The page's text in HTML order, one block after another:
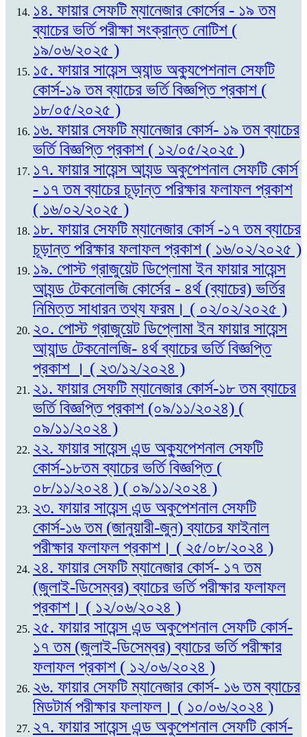
১৪. ফায়ার সেফটি ম্যানেজার কোর্সের - ১৯ তম
ব্যাচের ভর্তি পরীক্ষা সংক্রান্ত নোটিশ (
১৯/০৬/২০২৫ )
১৫. ফায়ার সায়েন্স অ্যান্ড অক্যুপেশনাল সেফটি
কোর্স-১৯ তম ব্যাচের ভর্তি বিজ্ঞপ্তি প্রকাশ (
১৮/০৫/২০২৫ )
১৬. ফায়ার সেফটি ম্যানেজার কোর্স- ১৯ তম ব্যাচের
ভর্তি বিজ্ঞপ্তি প্রকাশ ( ১২/০৫/২০২৫ )
১৭. ফায়ার সায়েন্স আ্যন্ড অকুপেশনাল সেফটি কোর্স
- ১৭ তম ব্যাচের চূড়ান্ত পরিক্ষার ফলাফল প্রকাশ
( ১৬/০২/২০২৫ )
১৮. ফায়ার সেফটি ম্যানেজার কোর্স -১৭ তম ব্যাচের
চূড়ান্ত পরিক্ষার ফলাফল প্রকাশ ( ১৬/০২/২০২৫ )
১৯. পোস্ট গ্রাজুয়েট ডিপ্লোমা ইন ফায়ার সায়েন্স
আ্যন্ড টেকনোলজি কোর্সের - ৪র্থ (ব্যাচের) ভর্তির
নিমিত্ত সাধারন তথ্য ফরম। ( ০২/০২/২০২৫ )
২০. পোস্ট গ্রাজুয়েট ডিপ্লোমা ইন ফায়ার সায়েন্স
আ্যান্ড টেকনোলজি- ৪র্থ ব্যাচের ভর্তি বিজ্ঞপ্তি
প্রকাশ । ( ২৩/১২/২০২৪ )
২১. ফায়ার সেফটি ম্যানেজার কোর্স-১৮ তম ব্যাচের
ভর্তি বিজ্ঞপ্তি প্রকাশ (০৯/১১/২০২৪) (
০৯/১১/২০২৪ )
২২. ফায়ার সায়েন্স এন্ড অক্যুপেশনাল সেফটি
কোর্স-১৮তম ব্যাচের ভর্তি বিজ্ঞপ্তি (
০৮/১১/২০২৪ ) ( ০৯/১১/২০২৪ )
২৩. ফায়ার সায়েন্স এন্ড অকুপেশনাল সেফটি
কোর্স-১৬ তম (জানুয়ারী-জুন) ব্যাচের ফাইনাল
পরীক্ষার ফলাফল প্রকাশ। ( ২৫/০৮/২০২৪ )
২৪. ফায়ার সেফটি ম্যানেজার কোর্স- ১৭ তম
(জুলাই-ডিসেম্বর) ব্যাচের ভর্তি পরীক্ষার ফলাফল
প্রকাশ। ( ১২/০৬/২০২৪ )
২৫. ফায়ার সায়েন্স এন্ড অকুপেশনাল সেফটি কোর্স-
১৭ তম (জুলাই-ডিসেম্বর) ব্যাচের ভর্তি পরীক্ষার
ফলাফল প্রকাশ ( ১২/০৬/২০২৪ )
২৬. ফায়ার সেফটি ম্যানেজার কোর্স- ১৬ তম ব্যাচের
মিডটার্ম পরীক্ষার ফলাফল। ( ১০/০৬/২০২৪ )
২৭. ফায়ার সায়েন্স এন্ড অকুপেশনাল সেফটি কোর্স-